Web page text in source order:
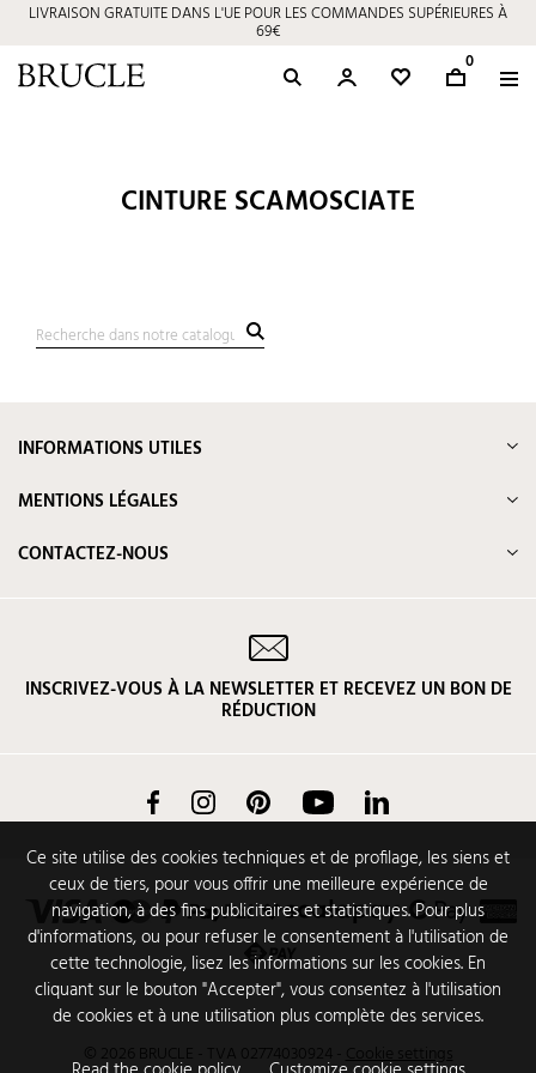
LIVRAISON GRATUITE DANS L'UE POUR LES COMMANDES SUPÉRIEURES À
69€
0
CINTURE SCAMOSCIATE
Ce site utilise des cookies techniques et de profilage, les siens et
ceux de tiers, pour vous offrir une meilleure expérience de
navigation, à des fins publicitaires et statistiques. Pour plus
d'informations, ou pour refuser le consentement à l'utilisation de
cette technologie, lisez les informations sur les cookies. En
cliquant sur le bouton "Accepter", vous consentez à l'utilisation
de cookies et à une utilisation plus complète des services.
INFORMATIONS UTILES
MENTIONS LÉGALES
CONTACTEZ-NOUS
INSCRIVEZ-VOUS À LA NEWSLETTER ET RECEVEZ UN BON DE
RÉDUCTION
FacebookInstagram Pinterest YouTube
© 2026 BRUCLE - TVA 02774030924 Cookie settings